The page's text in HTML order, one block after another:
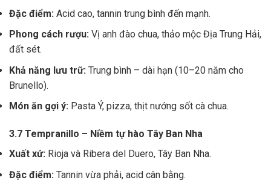
Đặc điểm: Acid cao, tannin trung bình đến mạnh.
Phong cách rượu: Vị anh đào chua, thảo mộc Địa Trung Hải,
đất sét.
Khả năng lưu trữ: Trung bình – dài hạn (10–20 năm cho
Brunello).
Món ăn gợi ý: Pasta Ý, pizza, thịt nướng sốt cà chua.
3.7 Tempranillo – Niềm tự hào Tây Ban Nha
Xuất xứ: Rioja và Ribera del Duero, Tây Ban Nha.
Đặc điểm: Tannin vừa phải, acid cân bằng.